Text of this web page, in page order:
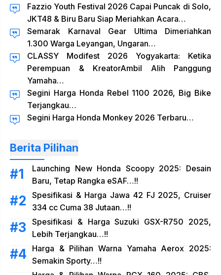
Fazzio Youth Festival 2026 Capai Puncak di Solo,
JKT48 & Biru Baru Siap Meriahkan Acara…
Semarak Karnaval Gear Ultima Dimeriahkan
1.300 Warga Leyangan, Ungaran…
CLASSY Modifest 2026 Yogyakarta: Ketika
Perempuan & KreatorAmbil Alih Panggung
Yamaha…
Segini Harga Honda Rebel 1100 2026, Big Bike
Terjangkau…
Segini Harga Honda Monkey 2026 Terbaru…
Berita Pilihan
Launching New Honda Scoopy 2025: Desain
Baru, Tetap Rangka eSAF…!!
Spesifikasi & Harga Jawa 42 FJ 2025, Cruiser
334 cc Cuma 38 Jutaan…!!
Spesifikasi & Harga Suzuki GSX-R750 2025,
Lebih Terjangkau…!!
Harga & Pilihan Warna Yamaha Aerox 2025:
Semakin Sporty…!!